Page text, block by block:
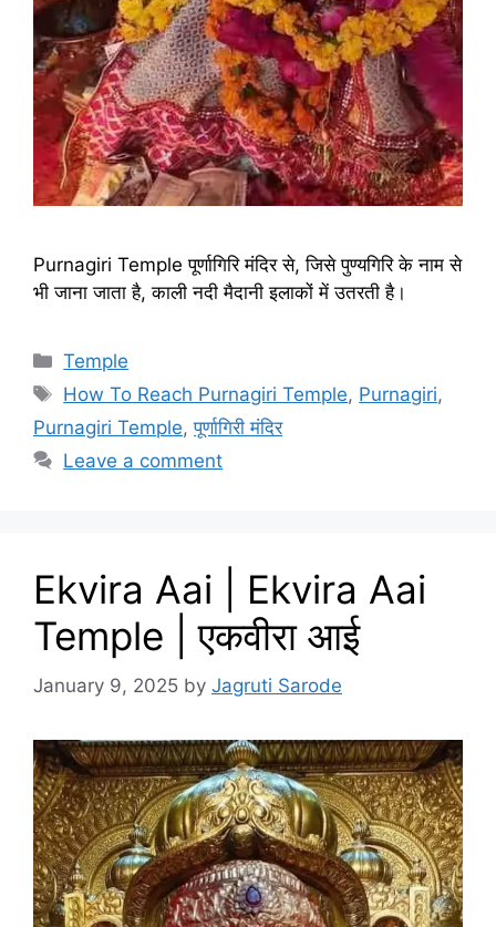
Purnagiri Temple पूर्णागिरि मंदिर से, जिसे पुण्यगिरि के नाम से
भी जाना जाता है, काली नदी मैदानी इलाकों में उतरती है।
Categories
Temple
Tags
How To Reach Purnagiri Temple, Purnagiri,
Purnagiri Temple,पूर्णागिरी मंदिर
Leave a comment
Ekvira Aai | Ekvira Aai
Temple | एकवीरा आई
January 9, 2025 by Jagruti Sarode